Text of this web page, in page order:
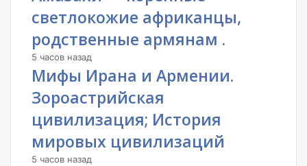
светлокожие африканцы,
родственные армянам .
5 часов назад
Мифы Ирана и Армении.
Зороастрийская
цивилизация; История
мировых цивилизаций
5 часов назад